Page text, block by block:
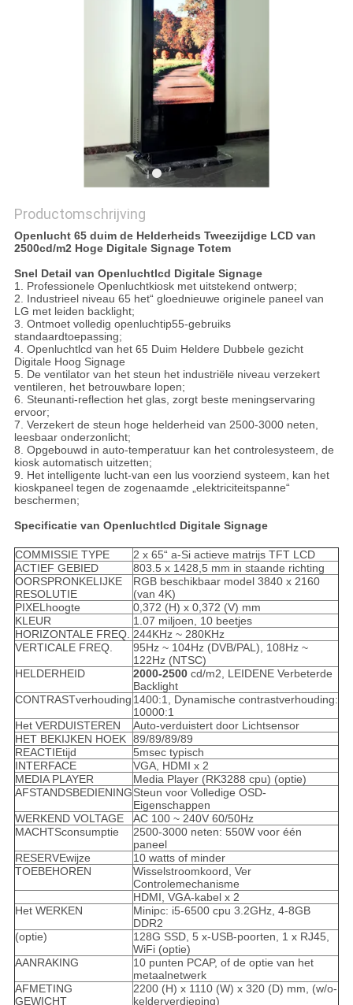
Productomschrijving
Openlucht 65 duim de Helderheids Tweezijdige LCD van
2500cd/m2 Hoge Digitale Signage Totem
Snel Detail van Openluchtlcd Digitale Signage
1. Professionele Openluchtkiosk met uitstekend ontwerp;
2. Industrieel niveau 65 het“ gloednieuwe originele paneel van
LG met leiden backlight;
3. Ontmoet volledig openluchtip55-gebruiks
standaardtoepassing;
4. Openluchtlcd van het 65 Duim Heldere Dubbele gezicht
Digitale Hoog Signage
5. De ventilator van het steun het industriële niveau verzekert
ventileren, het betrouwbare lopen;
6. Steunanti-reflection het glas, zorgt beste meningservaring
ervoor;
7. Verzekert de steun hoge helderheid van 2500-3000 neten,
leesbaar onderzonlicht;
8. Opgebouwd in auto-temperatuur kan het controlesysteem, de
kiosk automatisch uitzetten;
9. Het intelligente lucht-van een lus voorziend systeem, kan het
kioskpaneel tegen de zogenaamde „elektriciteitspanne“
beschermen;
Specificatie van Openluchtlcd Digitale Signage
COMMISSIE TYPE
2 x 65“ a-Si actieve matrijs TFT LCD
ACTIEF GEBIED
803.5 x 1428,5 mm in staande richting
OORSPRONKELIJKE
RESOLUTIE
RGB beschikbaar model 3840 x 2160
(van 4K)
PIXELhoogte
0,372 (H) x 0,372 (V) mm
KLEUR
1.07 miljoen, 10 beetjes
HORIZONTALE FREQ. 244KHz ~ 280KHz
VERTICALE FREQ.
95Hz ~ 104Hz (DVB/PAL), 108Hz ~
122Hz (NTSC)
HELDERHEID
2000-2500cd/m2, LEIDENE Verbeterde
Backlight
CONTRASTverhouding 1400:1, Dynamische contrastverhouding:
10000:1
Het VERDUISTEREN
Auto-verduistert door Lichtsensor
HET BEKIJKEN HOEK 89/89/89/89
REACTIEtijd
5msec typisch
INTERFACE
VGA, HDMI x 2
MEDIA PLAYER
Media Player (RK3288 cpu) (optie)
AFSTANDSBEDIENINGSteun voor Volledige OSD-
Eigenschappen
WERKEND VOLTAGE
AC 100 ~ 240V 60/50Hz
MACHTSconsumptie
2500-3000 neten: 550W voor één
paneel
RESERVEwijze
10 watts of minder
TOEBEHOREN
Wisselstroomkoord, Ver
Controlemechanisme
HDMI, VGA-kabel x 2
Het WERKEN
Minipc: i5-6500 cpu 3.2GHz, 4-8GB
DDR2
(optie)
128G SSD, 5 x-USB-poorten, 1 x RJ45,
WiFi (optie)
AANRAKING
10 punten PCAP, of de optie van het
metaalnetwerk
AFMETING
GEWICHT
2200 (H) x 1110 (W) x 320 (D) mm, (w/o-
kelderverdieping)